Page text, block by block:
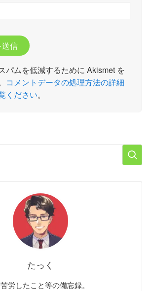
パムを低減するために Akismet を
コメントデータの処理方法の詳細
ください。
たっく
労したこと等の備忘録。